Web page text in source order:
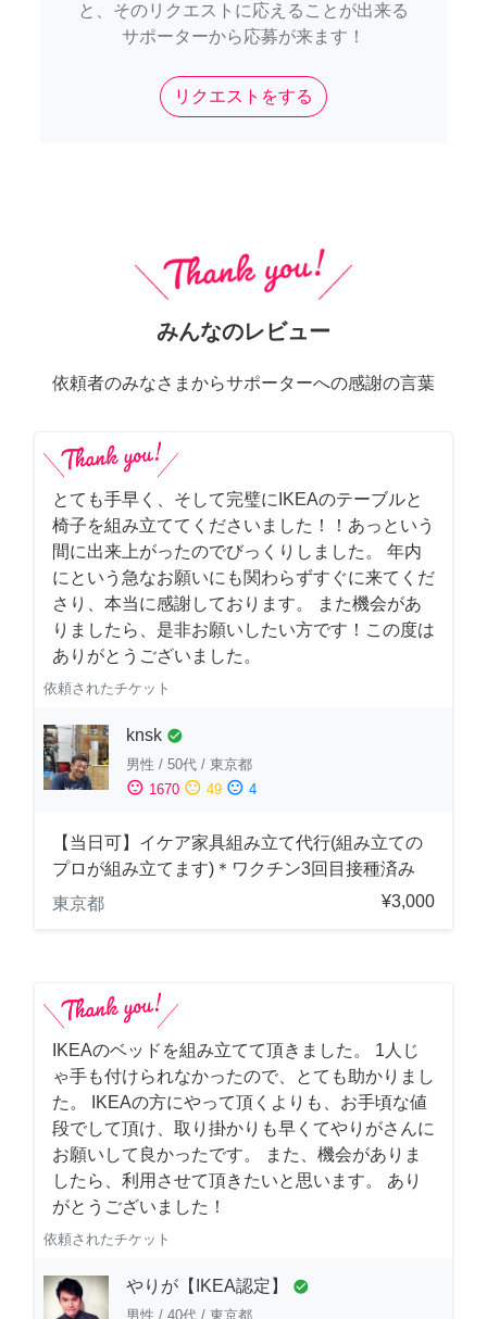
と、そのリクエストに応えることが出来る
サポーターから応募が来ます！
リクエストをする
みんなのレビュー
依頼者のみなさまからサポーターへの感謝の言葉
とても手早く、そして完璧にIKEAのテーブルと
椅子を組み立ててくださいました！！あっという
間に出来上がったのでびっくりしました。 年内
にという急なお願いにも関わらずすぐに来てくだ
さり、本当に感謝しております。 また機会があ
りましたら、是非お願いしたい方です！この度は
ありがとうございました。
依頼されたチケット
knsk check_circle
男性 / 50代 / 東京都
sentiment_satisfied 1670 sentiment_neutral 49 sentiment_dissatisfied 4
【当日可】イケア家具組み立て代行(組み立ての
プロが組み立てます)＊ワクチン3回目接種済み
東京都
¥3,000
IKEAのベッドを組み立てて頂きました。 1人じ
ゃ手も付けられなかったので、とても助かりまし
た。 IKEAの方にやって頂くよりも、お手頃な値
段でして頂け、取り掛かりも早くてやりがさんに
お願いして良かったです。 また、機会がありま
したら、利用させて頂きたいと思います。 あり
がとうございました！
依頼されたチケット
やりが【IKEA認定】 check_circle
男性 / 40代 / 東京都